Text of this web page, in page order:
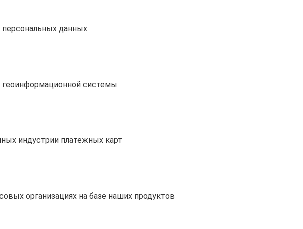
персональных данных
геоинформационной системы
индустрии платежных карт
организациях на базе наших продуктов